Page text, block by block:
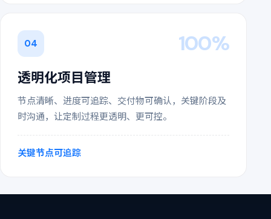
04 100%
透明化项目管理
节点清晰、进度可追踪、交付物可确认，关键阶段及
时沟通，让定制过程更透明、更可控。
关键节点可追踪